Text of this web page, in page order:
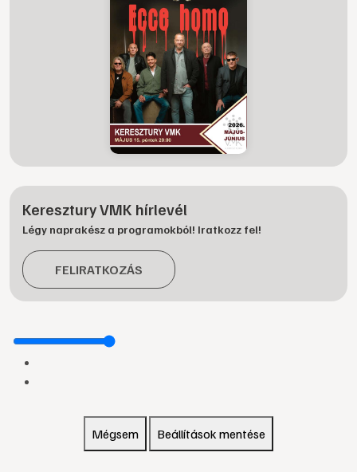
Keresztury VMK hírlevél
Légy naprakész a programokból! Iratkozz fel!
FELIRATKOZÁS
Mégsem Beállítások mentése